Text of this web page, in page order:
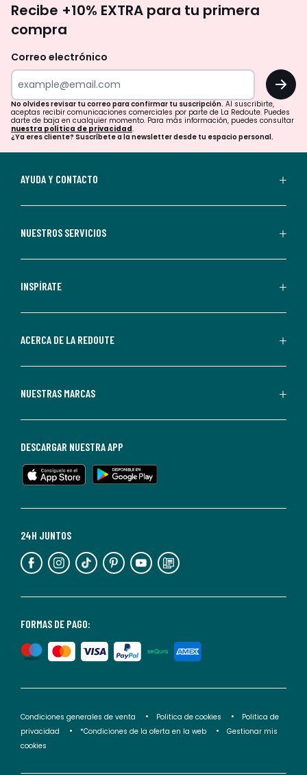
te
tu
para
confirmar
tu
suscripción.
aceptas
comerciales
personalizadas
parte
Redoute.
de
en
cualquier
Para
información,
puedes
nuestra
de
privacidad</2>.
Recibe +10% EXTRA para tu primera
compra
Correo electrónico
OK
No olvides revisar tu correo para confirmar tu suscripción. Al suscribirte,
aceptas recibir comunicaciones comerciales por parte de La Redoute. Puedes
darte de baja en cualquier momento. Para más información, puedes consultar
nuestra política de privacidad.
¿Ya eres cliente? Suscríbete a la newsletter desde tu espacio personal.
AYUDA Y CONTACTO
NUESTROS SERVICIOS
INSPÍRATE
ACERCA DE LA REDOUTE
NUESTRAS MARCAS
FORMAS DE PAGO:
24H JUNTOS
DESCARGAR NUESTRA APP
Condiciones generales de venta Politica de cookies
Politica de
privacidad
*Condiciones de la oferta en la web
Gestionar mis
cookies